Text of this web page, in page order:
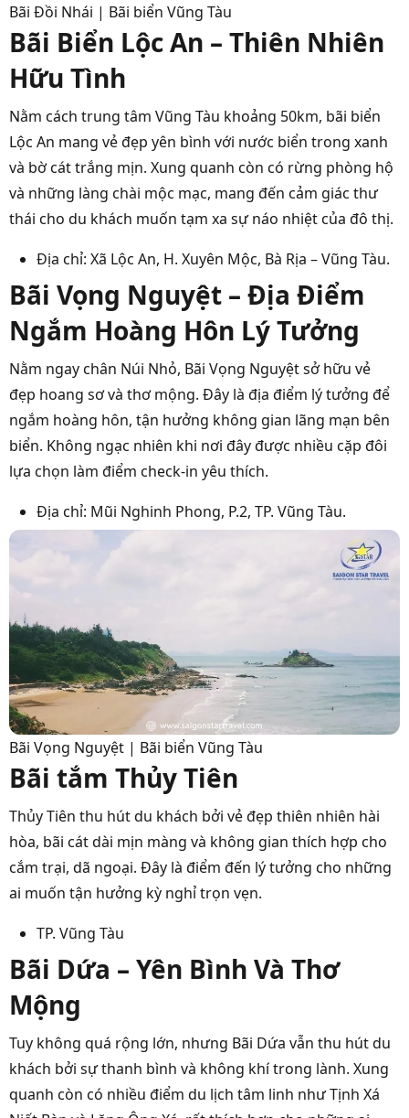
Bãi Đồi Nhái | Bãi biển Vũng Tàu
Bãi Biển Lộc An – Thiên Nhiên
Hữu Tình
Nằm cách trung tâm Vũng Tàu khoảng 50km, bãi biển
Lộc An mang vẻ đẹp yên bình với nước biển trong xanh
và bờ cát trắng mịn. Xung quanh còn có rừng phòng hộ
và những làng chài mộc mạc, mang đến cảm giác thư
thái cho du khách muốn tạm xa sự náo nhiệt của đô thị.
Địa chỉ: Xã Lộc An, H. Xuyên Mộc, Bà Rịa – Vũng Tàu.
Bãi Vọng Nguyệt – Địa Điểm
Ngắm Hoàng Hôn Lý Tưởng
Nằm ngay chân Núi Nhỏ, Bãi Vọng Nguyệt sở hữu vẻ
đẹp hoang sơ và thơ mộng. Đây là địa điểm lý tưởng để
ngắm hoàng hôn, tận hưởng không gian lãng mạn bên
biển. Không ngạc nhiên khi nơi đây được nhiều cặp đôi
lựa chọn làm điểm check-in yêu thích.
Địa chỉ: Mũi Nghinh Phong, P.2, TP. Vũng Tàu.
Bãi Vọng Nguyệt | Bãi biển Vũng Tàu
Bãi tắm Thủy Tiên
Thủy Tiên thu hút du khách bởi vẻ đẹp thiên nhiên hài
hòa, bãi cát dài mịn màng và không gian thích hợp cho
cắm trại, dã ngoại. Đây là điểm đến lý tưởng cho những
ai muốn tận hưởng kỳ nghỉ trọn vẹn.
TP. Vũng Tàu
Bãi Dứa – Yên Bình Và Thơ
Mộng
Tuy không quá rộng lớn, nhưng Bãi Dứa vẫn thu hút du
khách bởi sự thanh bình và không khí trong lành. Xung
quanh còn có nhiều điểm du lịch tâm linh như Tịnh Xá